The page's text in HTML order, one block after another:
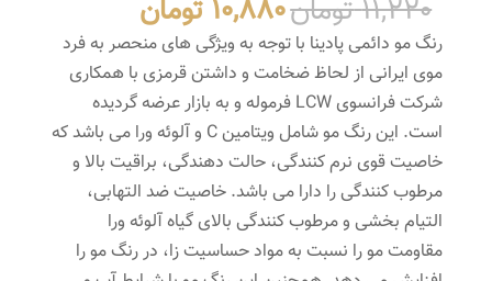
11,220تومانقیمت
اصلی
11,220 تومان
بود.
10,880تومانقیمت
فعلی
است.
رنگ مو دائمی پادینا با توجه به ویژگی های منحصر به فرد
موی ایرانی از لحاظ ضخامت و داشتن قرمزی با همکاری
شرکت فرانسوی LCW فرموله و به بازار عرضه گردیده
است. این رنگ مو شامل ویتامین C و آلوئه ورا می باشد که
خاصیت قوی نرم کنندگی، حالت دهندگی، براقیت بالا و
مرطوب کنندگی را دارا می باشد. خاصیت ضد التهابی،
التیام بخشی و مرطوب کنندگی بالای گیاه آلوئه ورا
مقاومت مو را نسبت به مواد حساسیت زا، در رنگ مو را